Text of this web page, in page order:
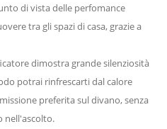
di vista delle perfomance
tra gli spazi di casa, grazie a
dimostra grande silenziosità
potrai rinfrescarti dal calore
preferita sul divano, senza
nell'ascolto.